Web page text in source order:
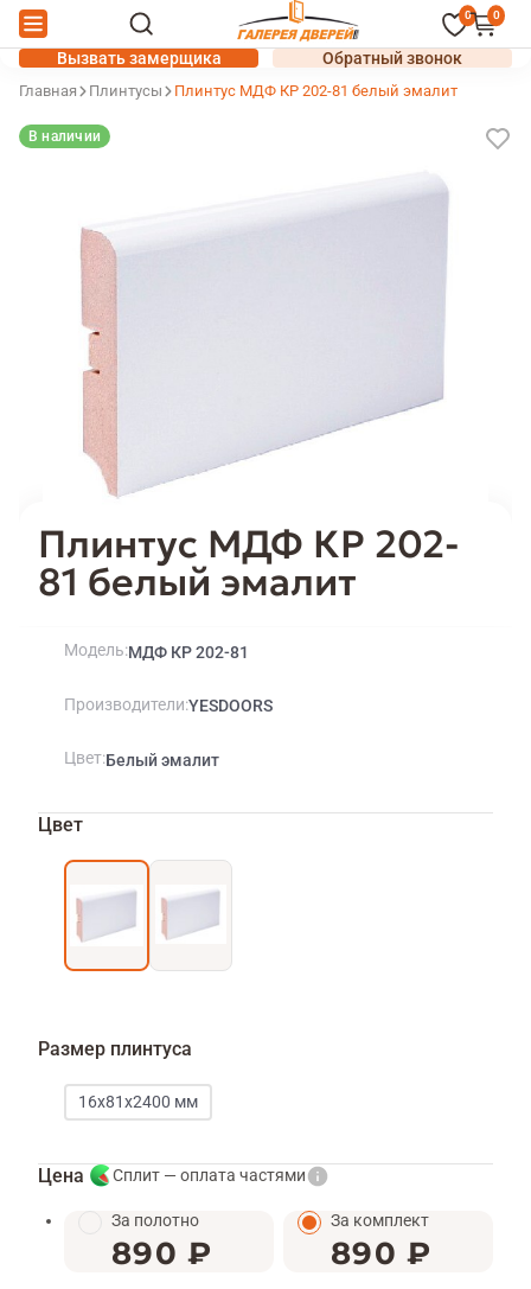
0 0
Вызвать замерщика Обратный звонок
Главная Плинтусы Плинтус МДФ КР 202-81 белый эмалит
Плинтус МДФ КР 202-
81 белый эмалит
В наличии
Модель МДФ КР 202-81
Производители YESDOORS
Цвет Белый эмалит
Цвет
Размер плинтуса
16х81х2400 мм
Цена Сплит — оплата частями
За полотно
890 ₽
За комплект
890 ₽